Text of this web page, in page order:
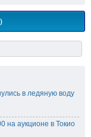
в ледяную воду
на аукционе в Токио